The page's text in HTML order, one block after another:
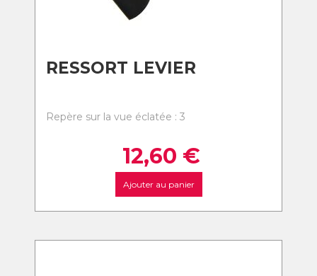
RESSORT LEVIER
Repère sur la vue éclatée : 3
12,60 €
Ajouter au panier